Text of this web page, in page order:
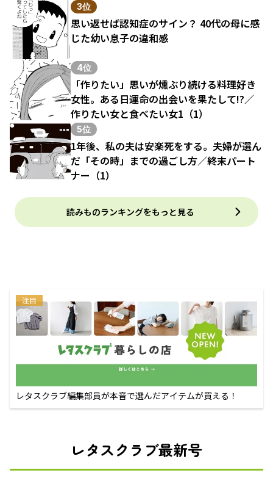
3位
思い返せば認知症のサイン？ 40代の母に感
じた幼い息子の違和感
4位
「作りたい」思いが燻ぶり続ける料理好き
女性。ある日運命の出会いを果たして!?／
作りたい女と食べたい女1（1）
5位
1年後、私の夫は安楽死をする。夫婦が選ん
だ「その時」までの過ごし方／終末パート
ナー（1）
読みものランキングをもっと見る
注目
レタスクラブ編集部員が本音で選んだアイテムが買える！
レタスクラブ最新号